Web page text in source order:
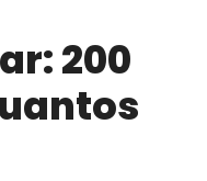
200